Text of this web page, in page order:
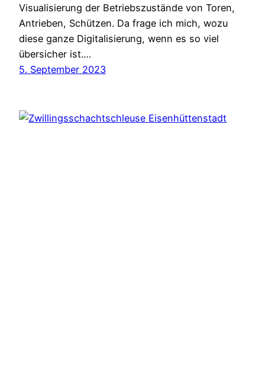
Visualisierung der Betriebszustände von Toren,
Antrieben, Schützen. Da frage ich mich, wozu
diese ganze Digitalisierung, wenn es so viel
übersicher ist.…
5. September 2023